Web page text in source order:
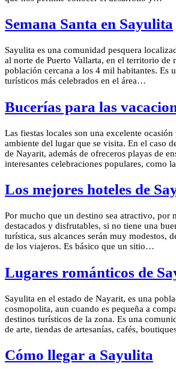
Semana Santa en Sayulita
Sayulita es una comunidad pesquera
al norte de Puerto Vallarta, en el territorio de
población cercana a los 4 mil habitantes. Es
turísticos más celebrados en el área…
Bucerías para las
Las fiestas locales son una excelente ocasión
ambiente del lugar que se visita. En el caso
de Nayarit, además de ofreceros playas de
interesantes celebraciones populares, como
Los mejores hoteles de
Por mucho que un destino sea atractivo, por
destacados y disfrutables, si no tiene una
turística, sus alcances serán muy modestos,
de los viajeros. Es básico que un sitio…
Lugares románticos de
Sayulita en el estado de Nayarit, es una
cosmopolita, aun cuando es pequeña a
destinos turísticos de la zona. Es una
de arte, tiendas de artesanías, cafés,
Cómo llegar a Sayulita